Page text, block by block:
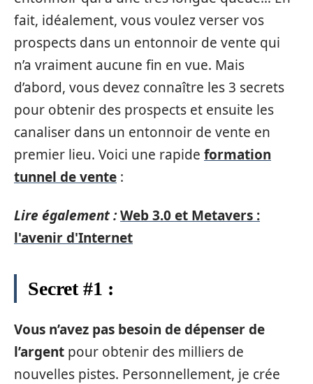
fait, idéalement, vous voulez verser vos
prospects dans un entonnoir de vente qui
n’a vraiment aucune fin en vue. Mais
d’abord, vous devez connaître les 3 secrets
pour obtenir des prospects et ensuite les
canaliser dans un entonnoir de vente en
premier lieu. Voici une rapide formation
tunnel de vente :
Lire également :Web 3.0 et Metavers :
l'avenir d'Internet
Secret #1 :
Vous n’avez pas besoin de dépenser de
l’argent pour obtenir des milliers de
nouvelles pistes. Personnellement, je crée